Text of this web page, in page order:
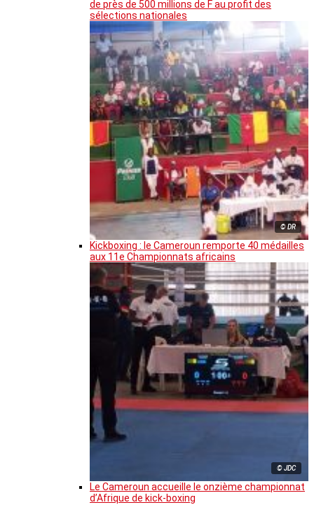
de près de 500 millions de F au profit des
sélections nationales
© DR
Kickboxing : le Cameroun remporte 40 médailles
aux 11e Championnats africains
© JDC
Le Cameroun accueille le onzième championnat
d’Afrique de kick-boxing